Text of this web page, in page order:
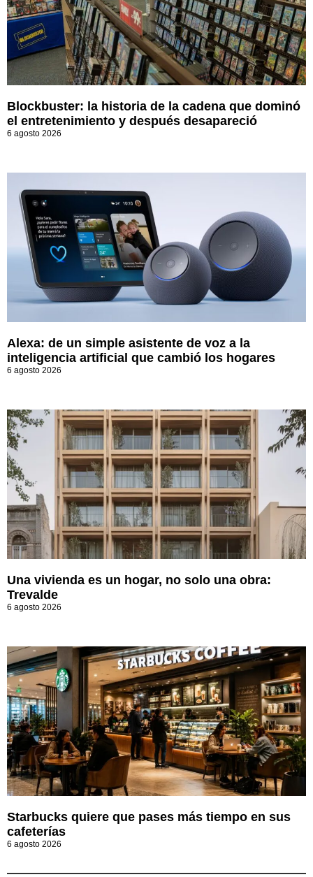
Blockbuster: la historia de la cadena que dominó
el entretenimiento y después desapareció
6 agosto 2026
Alexa: de un simple asistente de voz a la
inteligencia artificial que cambió los hogares
6 agosto 2026
Una vivienda es un hogar, no solo una obra:
Trevalde
6 agosto 2026
Starbucks quiere que pases más tiempo en sus
cafeterías
6 agosto 2026